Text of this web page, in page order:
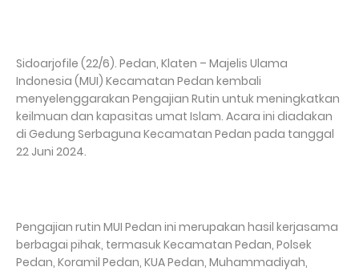
Sidoarjofile (22/6). Pedan, Klaten – Majelis Ulama
Indonesia (MUI) Kecamatan Pedan kembali
menyelenggarakan Pengajian Rutin untuk meningkatkan
keilmuan dan kapasitas umat Islam. Acara ini diadakan
di Gedung Serbaguna Kecamatan Pedan pada tanggal
22 Juni 2024.
Pengajian rutin MUI Pedan ini merupakan hasil kerjasama
berbagai pihak, termasuk Kecamatan Pedan, Polsek
Pedan, Koramil Pedan, KUA Pedan, Muhammadiyah,